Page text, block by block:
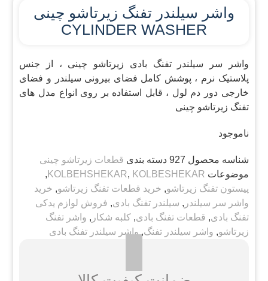
واشر سیلندر تفنگ زیرتاشو چینی
CYLINDER WASHER
واشر سر سیلندر تفنگ بادی زیرتاشو چینی ، از جنس
پلاستیک نرم ، پوشش کامل فضای بیرونی سیلندر و فضای
خارجی دور دم لول ، قابل استفاده بر روی انواع مدل های
تفنگ زیرتاشو چینی
ناموجود
شناسه محصول 927 دسته بندی قطعات زیرتاشو چینی
موضوعات
KOLBEHSHEKAR, KOLBESHEKAR
,
پیستون تفنگ زیرتاشو, خرید قطعات تفنگ زیرتاشو, خرید
واشر سر سیلندر , سیلندر تفنگ بادی, فروش لوازم یدکی
تفنگ بادی, قطعات تفنگ بادی,کلبه شکار , واشر تفنگ
زیرتاشو, واشر سیلندر تفنگ, واشر سیلندر تفنگ بادی